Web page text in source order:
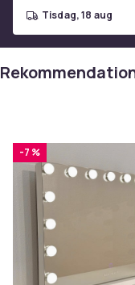
tisdag, 18 aug
-7 %